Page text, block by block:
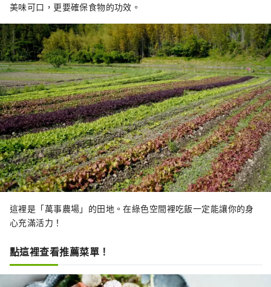
美味可口，更要確保食物的功效。
這裡是「萬事農場」的田地。在綠色空間裡吃飯一定能讓你的身
心充滿活力！
點這裡查看推薦菜單！